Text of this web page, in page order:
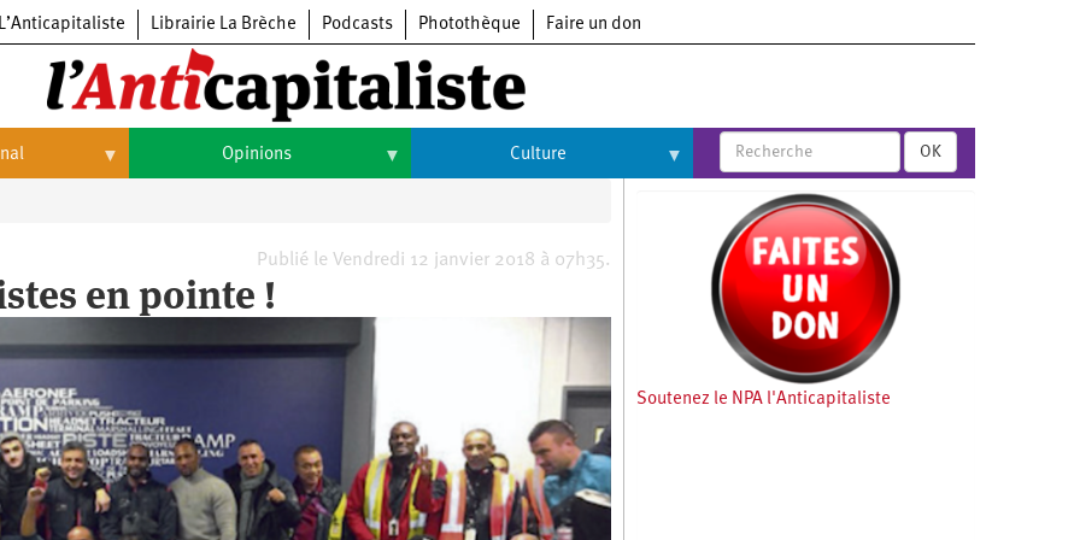
L’Anticapitaliste Librairie La Brèche Podcasts Photothèque Faire un don
Opinions Culture
Arts
Musique
OK
Publié le Vendredi 12 janvier 2018 à 07h35.
en pointe !
Soutenez le NPA l'Anticapitaliste